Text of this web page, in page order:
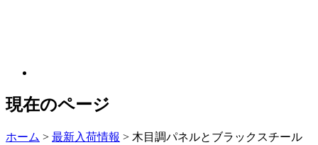
現在のページ
ホーム > 最新入荷情報 > 木目調パネルとブラックスチール